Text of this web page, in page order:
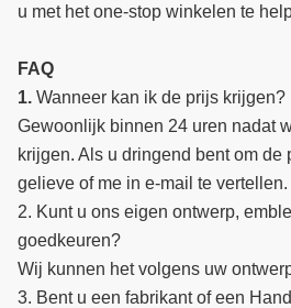
u met het one-stop winkelen te
FAQ
1. Wanneer kan ik de prijs krijgen?
Gewoonlijk binnen 24 uren nadat
krijgen. Als u dringend bent om de
gelieve of me in e-mail te vertellen.
2. Kunt u ons eigen ontwerp,
goedkeuren?
Wij kunnen het volgens uw
3. Bent u een fabrikant of een